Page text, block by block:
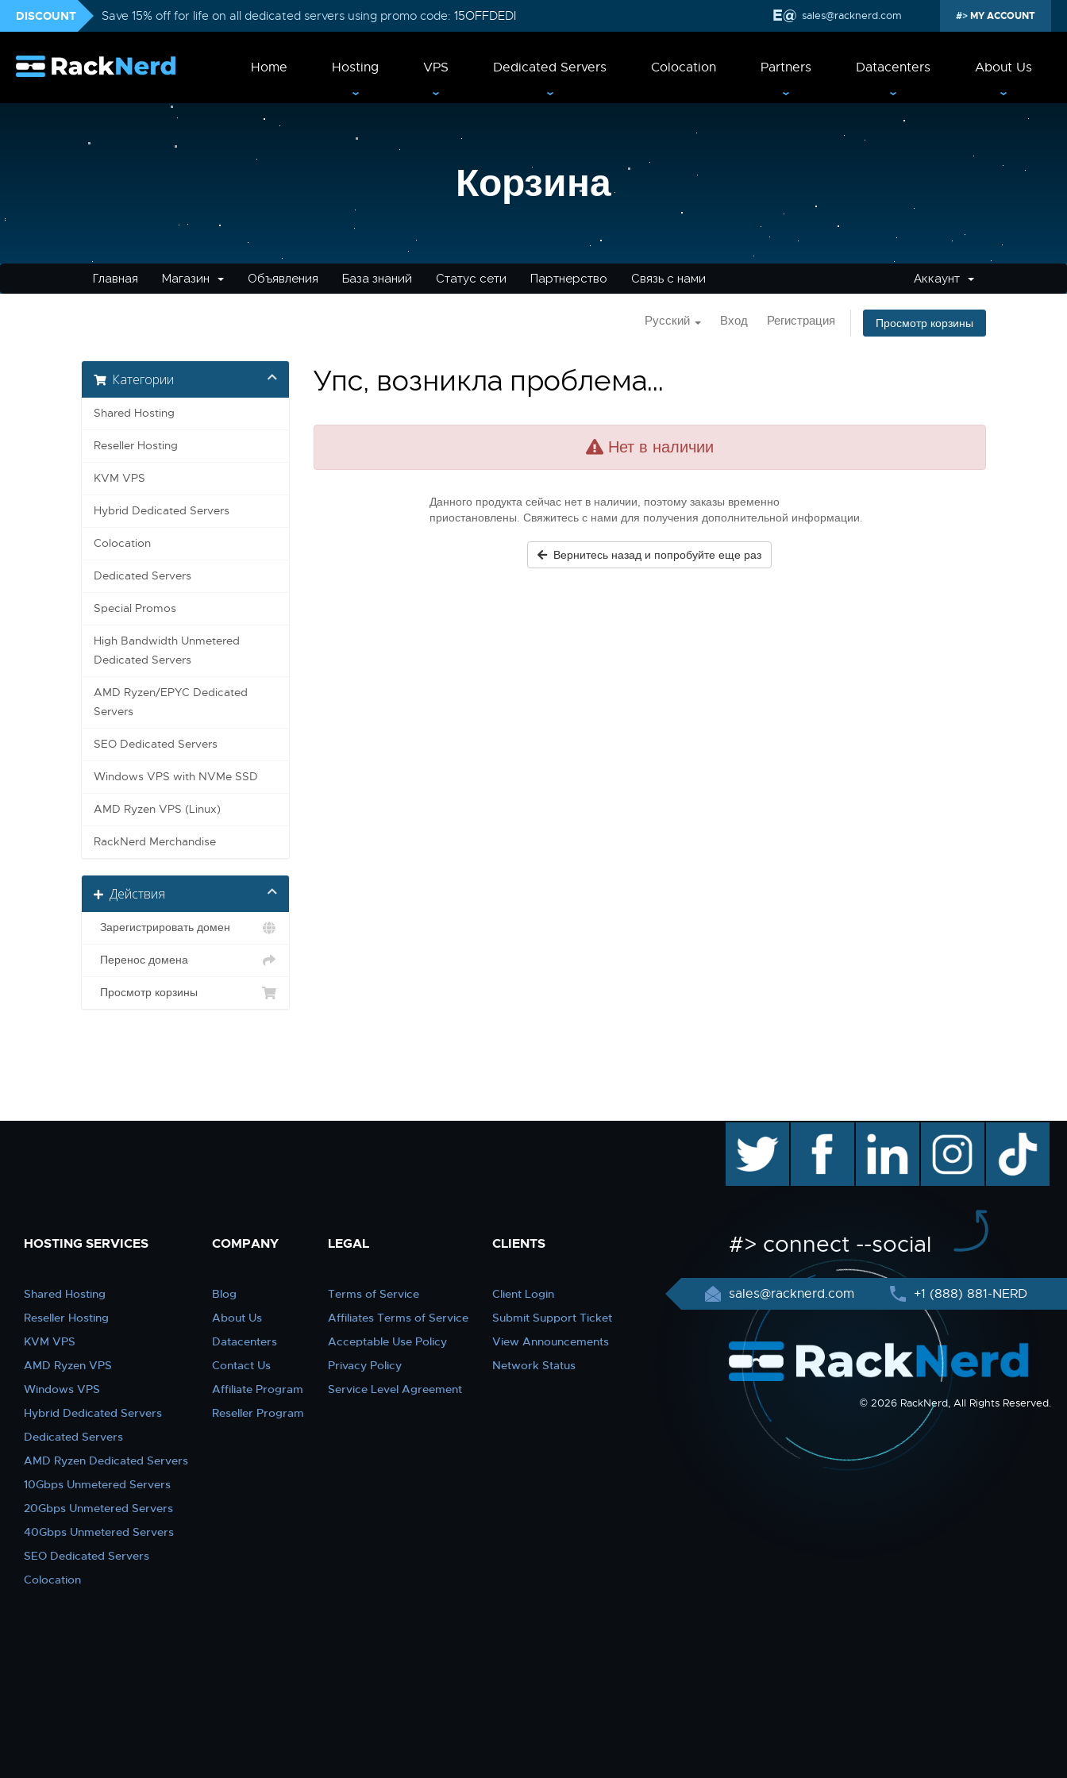
DISCOUNT Save 15% off for life on all dedicated servers using promo code: 15OFFDEDI sales@racknerd.com MY ACCOUNT
Home Hosting VPS Dedicated Servers Colocation Partners Datacenters About Us
Корзина
Главная Магазин Объявления База знаний Статус сети Партнерство Связь с нами Аккаунт
Русский Вход Регистрация Просмотр корзины
Категории
Shared Hosting
Reseller Hosting
KVM VPS
Hybrid Dedicated Servers
Colocation
Dedicated Servers
Special Promos
High Bandwidth Unmetered
Dedicated Servers
AMD Ryzen/EPYC Dedicated
Servers
SEO Dedicated Servers
Windows VPS with NVMe SSD
AMD Ryzen VPS (Linux)
RackNerd Merchandise
Действия
Зарегистрировать домен
Перенос домена
Просмотр корзины
Упс, возникла проблема...
Нет в наличии
Данного продукта сейчас нет в наличии, поэтому заказы временно
приостановлены. Свяжитесь с нами для получения дополнительной информации.
Вернитесь назад и попробуйте еще раз
HOSTING SERVICES
Shared Hosting
Reseller Hosting
KVM VPS
AMD Ryzen VPS
Windows VPS
Hybrid Dedicated Servers
Dedicated Servers
AMD Ryzen Dedicated Servers
10Gbps Unmetered Servers
20Gbps Unmetered Servers
40Gbps Unmetered Servers
SEO Dedicated Servers
Colocation
COMPANY
Blog
About Us
Datacenters
Contact Us
Affiliate Program
Reseller Program
LEGAL
Terms of Service
Affiliates Terms of Service
Acceptable Use Policy
Privacy Policy
Service Level Agreement
CLIENTS
Client Login
Submit Support Ticket
View Announcements
Network Status
facebook linkedin instagram TikTok
#> connect --social
sales@racknerd.com +1 (888) 881-NERD
© 2026 RackNerd, All Rights Reserved.